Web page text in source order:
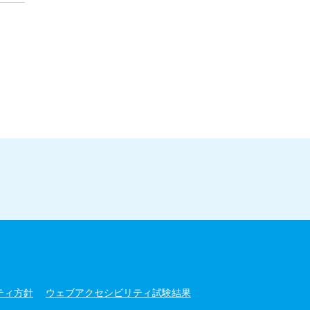
ィ方針 ウェブアクセシビリティ試験結果